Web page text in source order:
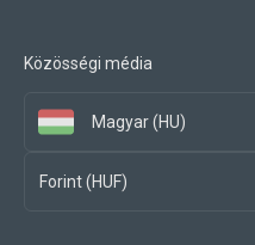
Közösségi média
Magyar (HU)
Forint (HUF)